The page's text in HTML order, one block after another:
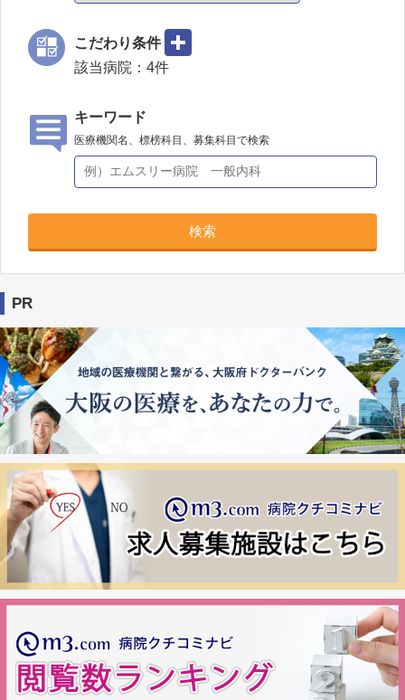
こだわり条件
該当病院： 4件
キーワード
医療機関名、標榜科目、募集科目で検索
検索
PR